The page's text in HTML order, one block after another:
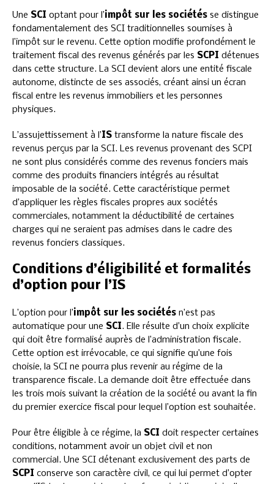
Une SCI optant pour l’impôt sur les sociétés se distingue
fondamentalement des SCI traditionnelles soumises à
l’impôt sur le revenu. Cette option modifie profondément le
traitement fiscal des revenus générés par les SCPI détenues
dans cette structure. La SCI devient alors une entité fiscale
autonome, distincte de ses associés, créant ainsi un écran
fiscal entre les revenus immobiliers et les personnes
physiques.
L’assujettissement à l’IS transforme la nature fiscale des
revenus perçus par la SCI. Les revenus provenant des SCPI
ne sont plus considérés comme des revenus fonciers mais
comme des produits financiers intégrés au résultat
imposable de la société. Cette caractéristique permet
d’appliquer les règles fiscales propres aux sociétés
commerciales, notamment la déductibilité de certaines
charges qui ne seraient pas admises dans le cadre des
revenus fonciers classiques.
Conditions d’éligibilité et formalités
d’option pour l’IS
L’option pour l’impôt sur les sociétés n’est pas
automatique pour une SCI. Elle résulte d’un choix explicite
qui doit être formalisé auprès de l’administration fiscale.
Cette option est irrévocable, ce qui signifie qu’une fois
choisie, la SCI ne pourra plus revenir au régime de la
transparence fiscale. La demande doit être effectuée dans
les trois mois suivant la création de la société ou avant la fin
du premier exercice fiscal pour lequel l’option est souhaitée.
Pour être éligible à ce régime, la SCI doit respecter certaines
conditions, notamment avoir un objet civil et non
commercial. Une SCI détenant exclusivement des parts de
SCPI conserve son caractère civil, ce qui lui permet d’opter